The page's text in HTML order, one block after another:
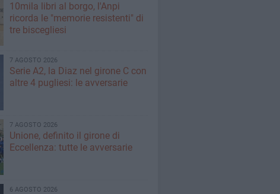
10mila libri al borgo, l'Anpi
ricorda le "memorie resistenti" di
tre biscegliesi
7 AGOSTO 2026
Serie A2, la Diaz nel girone C con
altre 4 pugliesi: le avversarie
7 AGOSTO 2026
Unione, definito il girone di
Eccellenza: tutte le avversarie
6 AGOSTO 2026